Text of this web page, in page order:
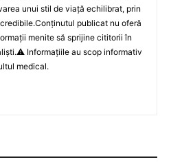
unui stil de viață echilibrat, prin
publicat nu oferă
menite să sprijine cititorii în
Informațiile au scop informativ
medical.